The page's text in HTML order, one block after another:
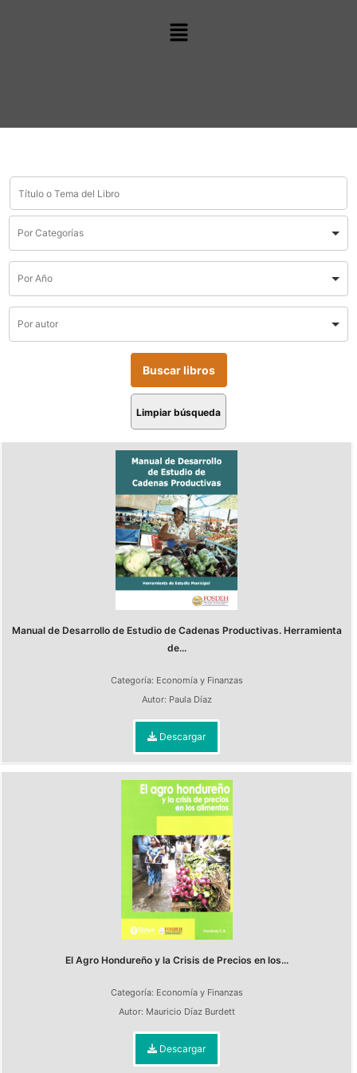
Limpiar búsqueda
Manual de Desarrollo de Estudio de Cadenas Productivas. Herramienta
de...
Categoría: Economía y Finanzas
Autor: Paula Díaz
Descargar
El Agro Hondureño y la Crisis de Precios en los...
Categoría: Economía y Finanzas
Autor: Mauricio Díaz Burdett
Descargar